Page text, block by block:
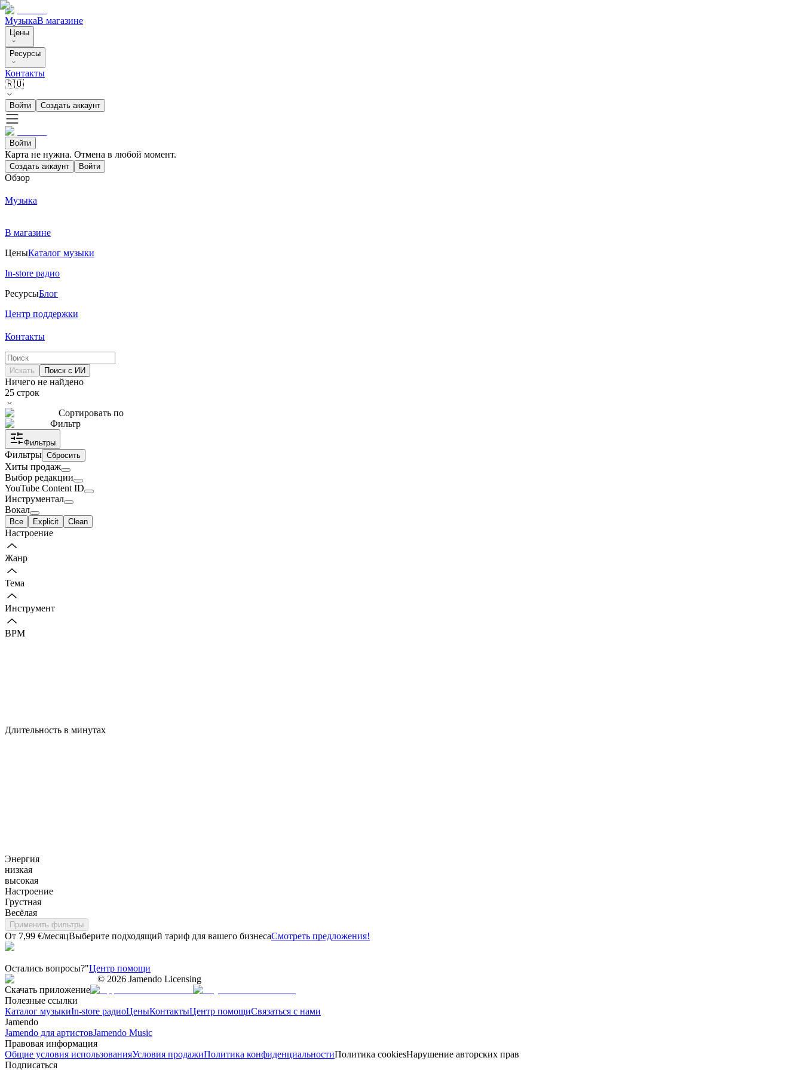
МузыкаВ магазине
Цены
Ресурсы
Контакты
🇷🇺
Войти Создать аккаунт
Войти
Карта не нужна. Отмена в любой момент.
Создать аккаунт Войти
Обзор
Музыка
В магазине
ЦеныКаталог музыки
In-store радио
РесурсыБлог
Центр поддержки
Контакты
Искать Поиск с ИИ
Ничего не найдено
25 строк
Сортировать по
Фильтр
Фильтры
Фильтры Сбросить
Хиты продаж
Выбор редакции
YouTube Content ID
Инструментал
Вокал
Все Explicit Clean
Настроение
Жанр
Тема
Инструмент
BPM
Длительность в минутах
Энергия
низкая
высокая
Настроение
Грустная
Весёлая
Применить фильтры
От 7,99 €/месяцВыберите подходящий тариф для вашего бизнесаСмотреть предложения!
Остались вопросы?"Центр помощи
© 2026 Jamendo Licensing
Скачать приложение
Полезные ссылки
Каталог музыкиIn-store радиоЦеныКонтактыЦентр помощиСвязаться с нами
Jamendo
Jamendo для артистовJamendo Music
Правовая информация
Общие условия использованияУсловия продажиПолитика конфиденциальностиПолитика cookiesНарушение авторских прав
Подписаться